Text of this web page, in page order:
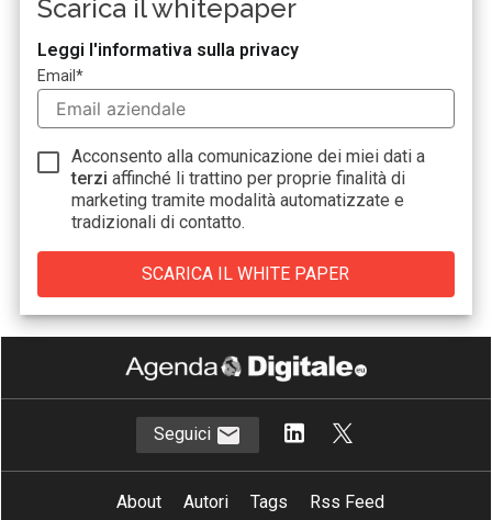
Scarica il whitepaper
Leggi l'informativa sulla privacy
Email*
Acconsento alla comunicazione dei miei dati a
terzi affinché li trattino per proprie finalità di
marketing tramite modalità automatizzate e
tradizionali di contatto.
Seguici
About Autori Tags
Rss Feed